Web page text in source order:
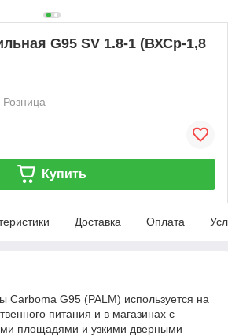
G95 SV 1.8-1 (ВХСр-1,8
Розница
Купить
Доставка Оплата
Carboma G95 (PALM) используется на
питания и в магазинах с
площадями и узкими дверными